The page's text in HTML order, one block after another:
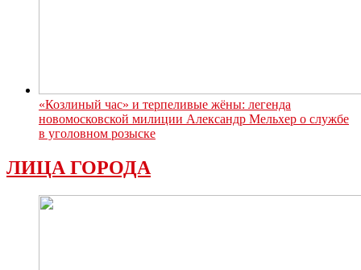
«Козлиный час» и терпеливые жёны: легенда
новомосковской милиции Александр Мельхер о службе
в уголовном розыске
ЛИЦА ГОРОДА